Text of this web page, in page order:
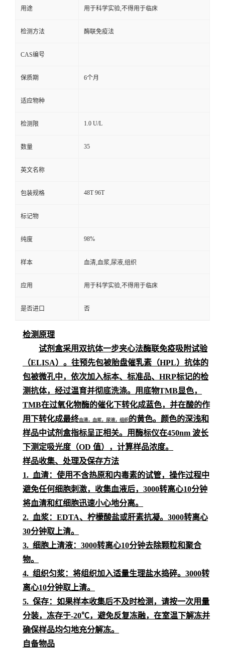
用途 用于科学实验,不得用于临床
检测方法 酶联免疫法
CAS编号
保质期 6个月
适应物种
检测限 1.0 U/L
数量 35
英文名称
包装规格 48T 96T
标记物
纯度 98%
样本 血清,血浆,尿液,组织
应用 用于科学实验,不得用于临床
是否进口 否
检测原理
试剂盒采用双抗体一步夹心法酶联免疫吸附试验
（ELISA）。 往预先包被胎盘催乳素（HPL） 抗体的
包被微孔中，依次加入标本、标准品、 HRP标记的检
测抗体，经过温育并彻底洗涤。用底物TMB显色，
TMB在过氧化物酶的催化下转化成蓝色，并在酸的作
用下转化成最终血清，血浆，尿液，组织的黄色。颜色的深浅和
样品中试剂盒指标呈正相关。用酶标仪在450nm 波长
下测定吸光度（OD 值），计算样品浓度。
样品收集、处理及保存方法
1. 血清：使用不含热原和内毒素的试管，操作过程中
避免任何细胞刺激，收集血液后，3000转离心10分钟
将血清和红细胞迅速小心地分离。
2. 血浆：EDTA、柠檬酸盐或肝素抗凝。3000转离心
30分钟取上清。
3. 细胞上清液：3000转离心10分钟去除颗粒和聚合
物。
4. 组织匀浆：将组织加入适量生理盐水捣碎。3000转
离心10分钟取上清。
5. 保存：如果样本收集后不及时检测，请按一次用量
分装，冻存于-20℃，避免反复冻融，在室温下解冻并
确保样品均匀地充分解冻。
自备物品